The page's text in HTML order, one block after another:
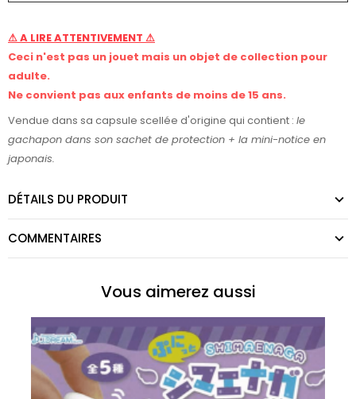
⚠ A LIRE ATTENTIVEMENT ⚠
Ceci n'est pas un jouet mais un objet de collection pour
adulte.
Ne convient pas aux enfants de moins de 15 ans.
Vendue dans sa capsule scellée d'origine qui contient : le
gachapon dans son sachet de protection + la mini-notice en
japonais.
DÉTAILS DU PRODUIT
COMMENTAIRES
Vous aimerez aussi